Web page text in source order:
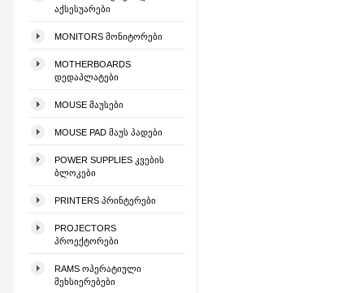
ᲐᲥᲡᲔᲡᲣᲐᲠᲔᲑᲘ
MONITORS ᲛᲝᲜᲘᲢᲝᲠᲔᲑᲘ
MOTHERBOARDS
ᲓᲔᲓᲐᲞᲚᲐᲢᲔᲑᲘ
MOUSE ᲛᲐᲣᲡᲔᲑᲘ
MOUSE PAD ᲛᲐᲣᲡ ᲞᲐᲓᲔᲑᲘ
POWER SUPPLIES ᲙᲕᲔᲑᲘᲡ
ᲑᲚᲝᲙᲔᲑᲘ
PRINTERS ᲞᲠᲘᲜᲢᲔᲠᲔᲑᲘ
PROJECTORS
ᲞᲠᲝᲔᲥᲢᲝᲠᲔᲑᲘ
RAMS ᲝᲞᲔᲠᲐᲢᲘᲣᲚᲘ
ᲛᲔᲮᲡᲘᲔᲠᲔᲑᲔᲑᲘ